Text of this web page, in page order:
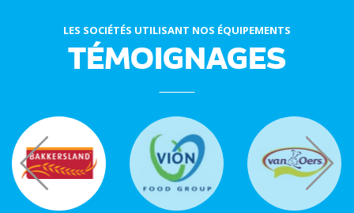
LES SOCIÉTÉS UTILISANT NOS ÉQUIPEMENTS
TÉMOIGNAGES